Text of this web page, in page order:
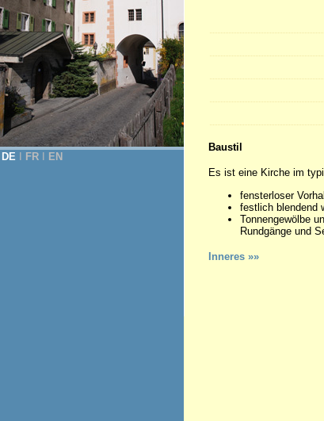
DE FR EN
Baustil
Es ist eine Kirche im
fensterloser
festlich blendend
Tonnengewölbe
Rundgänge und
Inneres »»